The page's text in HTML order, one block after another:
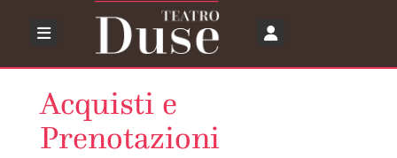
Acquisti e
Prenotazioni